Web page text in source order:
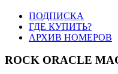
ПОДПИСКА
ГДЕ КУПИТЬ?
АРХИВ НОМЕРОВ
ROCK ORACLE